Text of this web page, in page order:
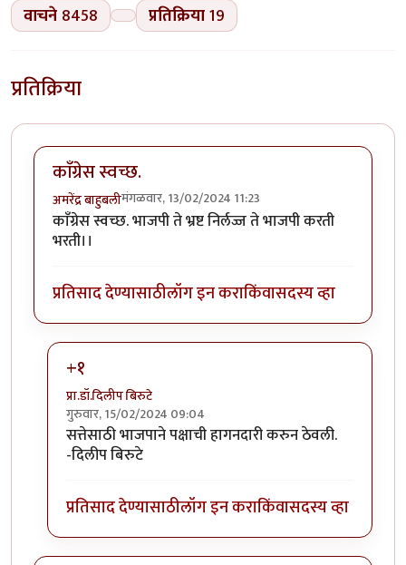
वाचने 8458 प्रतिक्रिया19
प्रतिक्रिया
काॅंग्रेस स्वच्छ.
अमरेंद्र बाहुबलीमंगळवार, 13/02/2024 11:23
काॅंग्रेस स्वच्छ. भाजपी ते भ्रष्ट निर्लज्ज ते भाजपी करती
भरती।।
प्रतिसाद देण्यासाठीलॉग इन कराकिंवासदस्य व्हा
+१
प्रा.डॉ.दिलीप बिरुटे
गुरुवार, 15/02/2024 09:04
In reply toकाॅंग्रेस स्वच्छ.byअमरेंद्र बाहुबली
सत्तेसाठी भाजपाने पक्षाची हागनदारी करुन ठेवली.
-दिलीप बिरुटे
प्रतिसाद देण्यासाठीलॉग इन कराकिंवासदस्य व्हा